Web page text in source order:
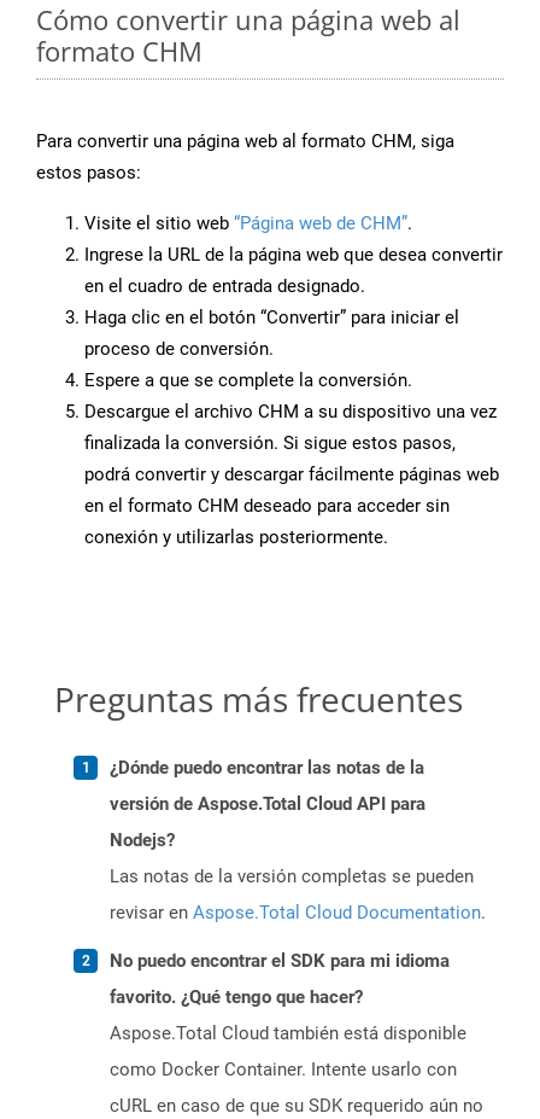
Cómo convertir una página web al
formato CHM
Para convertir una página web al formato CHM, siga
estos pasos:
Visite el sitio web “Página web de CHM”.
Ingrese la URL de la página web que desea convertir
en el cuadro de entrada designado.
Haga clic en el botón “Convertir” para iniciar el
proceso de conversión.
Espere a que se complete la conversión.
Descargue el archivo CHM a su dispositivo una vez
finalizada la conversión. Si sigue estos pasos,
podrá convertir y descargar fácilmente páginas web
en el formato CHM deseado para acceder sin
conexión y utilizarlas posteriormente.
Preguntas más frecuentes
¿Dónde puedo encontrar las notas de la
versión de Aspose.Total Cloud API para
Nodejs?
Las notas de la versión completas se pueden
revisar en Aspose.Total Cloud Documentation.
No puedo encontrar el SDK para mi idioma
favorito. ¿Qué tengo que hacer?
Aspose.Total Cloud también está disponible
como Docker Container. Intente usarlo con
cURL en caso de que su SDK requerido aún no